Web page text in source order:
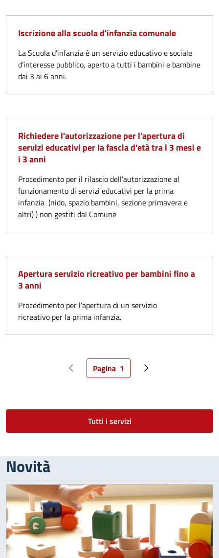
Iscrizione alla scuola d'infanzia comunale
La Scuola d’infanzia è un servizio educativo e sociale
d’interesse pubblico, aperto a tutti i bambini e bambine
dai 3 ai 6 anni.
Richiedere l'autorizzazione per l'apertura di
servizi educativi per la fascia d'età tra i 3 mesi e
i 3 anni
Procedimento per il rilascio dell'autorizzazione al
funzionamento di servizi educativi per la prima
infanzia (nido, spazio bambini, sezione primavera e
altri) ) non gestiti dal Comune
Apertura servizio ricreativo per bambini fino a
3 anni
Procedimento per l'apertura di un servizio
ricreativo per la prima infanzia.
Pagina precedente
Pagina attuale
Pagina 1 Pagina successiva
Tutti i servizi
Novità